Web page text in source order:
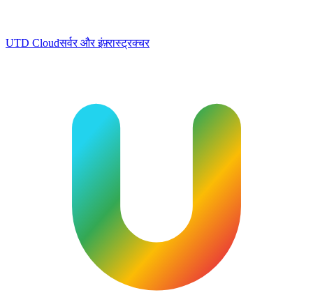
UTD Cloudसर्वर और इंफ़्रास्ट्रक्चर